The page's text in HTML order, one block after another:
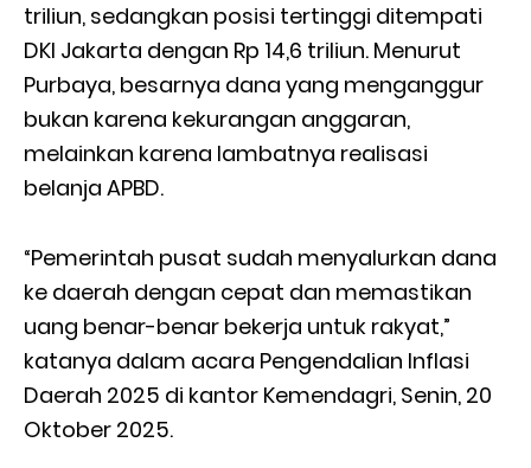
triliun, sedangkan posisi tertinggi ditempati
DKI Jakarta dengan Rp 14,6 triliun. Menurut
Purbaya, besarnya dana yang menganggur
bukan karena kekurangan anggaran,
melainkan karena lambatnya realisasi
belanja APBD.
“Pemerintah pusat sudah menyalurkan dana
ke daerah dengan cepat dan memastikan
uang benar-benar bekerja untuk rakyat,”
katanya dalam acara Pengendalian Inflasi
Daerah 2025 di kantor Kemendagri, Senin, 20
Oktober 2025.